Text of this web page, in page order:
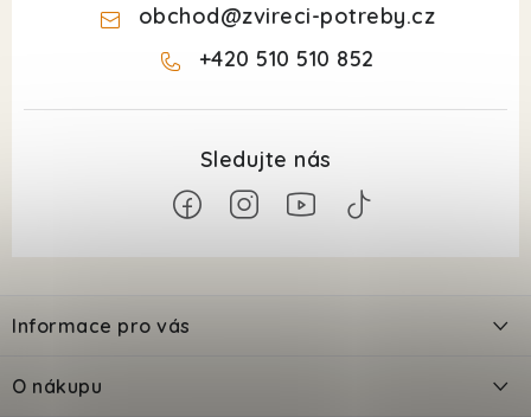
obchod@zvireci-potreby.cz
+420 510 510 852
p
a
Informace pro vás
O nákupu